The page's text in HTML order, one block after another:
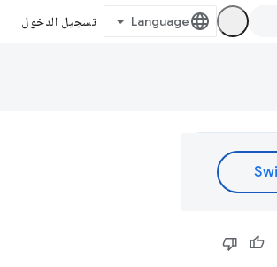
تسجيل الدخول